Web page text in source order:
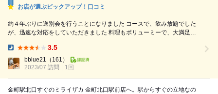
お店が選ぶピックアップ！口コミ
約４年ぶりに送別会を行うことになりました コースで、飲み放題でした
が、迅速な対応をしていただきました 料理もボリューミーで、大満足で
ったです！
3.5
bblue21 （161）
2023/07 訪問
1回
金町駅北口すぐのミライザカ 金町北口駅前店へ。駅からすぐの立地なの